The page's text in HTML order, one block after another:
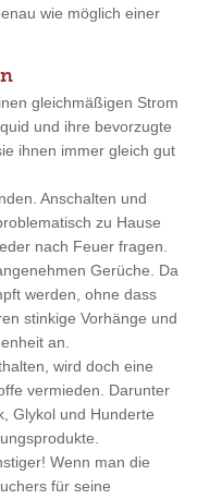
wie möglich einer
gleichmäßigen Strom
und ihre bevorzugte
ihnen immer gleich gut
Anschalten und
zu Hause
nach Feuer fragen.
Gerüche. Da
werden, ohne dass
stinkige Vorhänge und
an.
wird doch eine
vermieden. Darunter
Glykol und Hunderte
Wenn man die
für seine